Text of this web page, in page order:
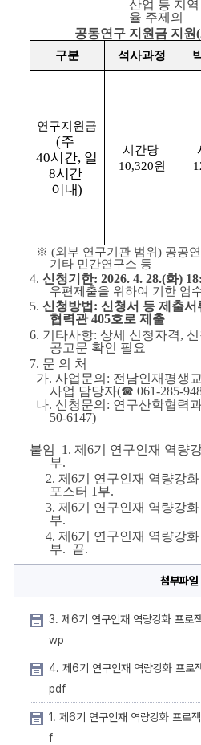
산업 등 지
율 주제의
공동연구 지원금 지원
구분 석사과정
연구지원금
(
40시간,
8시간
이내)
시간당
10,320원
  ※
(외부 연구기관 범위 ) 공공
기타 민간연구소 등
4. 신청기한: 2026. 4. 28.(화)
우편제출을 위하여 기한 엄
5. 신청방법 : 신청서 등 제출서
협력관 405호로 제출
6. 기타사항: 상세 신청자격,
공고문 확인 필요
7. 문 의 처
  가.
사업문의 : 전남인재평생
사업 담당자(☎ 061-285-
  나.
신청문의 : 연구산학협력
50-6147)
붙임 1. 제 6기 연구인재 역량
부.
     2.
제 6기 연구인재 역량강
포스터 1 부.
     3.
제 6기 연구인재 역량강
부.
     4.
제 6기 연구인재 역량강
부. 끝.
첨부파일
3. 제6기 연구인재 역량강화 프로
wp
4. 제6기 연구인재 역량강화 프로
pdf
1. 제6기 연구인재 역량강화 프로
f